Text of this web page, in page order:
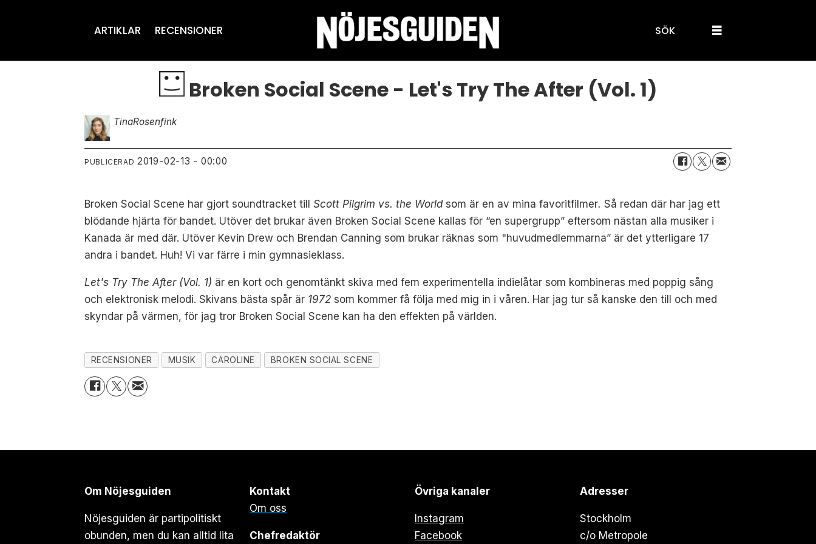
ARTIKLAR RECENSIONER SÖK
Broken Social Scene - Let's Try The After (Vol. 1)
TinaRosenfink
PUBLICERAD 2019-02-13 - 00:00
Broken Social Scene har gjort soundtracket tillScott Pilgrim vs. the Worldsom är en av mina favoritfilmer.Så redan där har jag ett
blödande hjärta för bandet. Utöver det brukar även Broken Social Scene kallas för “en supergrupp” eftersom nästan alla musiker i
Kanada är med där. Utöver Kevin Drew och Brendan Canning som brukar räknas som "huvudmedlemmarna” är det ytterligare 17
andra i bandet. Huh! Vi var färre i min gymnasieklass.
Let's Try The After (Vol. 1) är en kort och genomtänkt skiva med fem experimentella indielåtar som kombineras med poppig sång
och elektronisk melodi. Skivans bästa spår är 1972 som kommer få följa med mig in i våren. Har jag tur så kanske den till och med
skyndar på värmen, för jag tror Broken Social Scene kan ha den effekten på världen.
RECENSIONER MUSIK CAROLINE BROKEN SOCIAL SCENE
Om Nöjesguiden
Nöjesguiden är partipolitiskt
obunden, men du kan alltid lita
Kontakt
Om oss
Chefredaktör
Övriga kanaler
Instagram
Facebook
Adresser
Stockholm
c/o Metropole